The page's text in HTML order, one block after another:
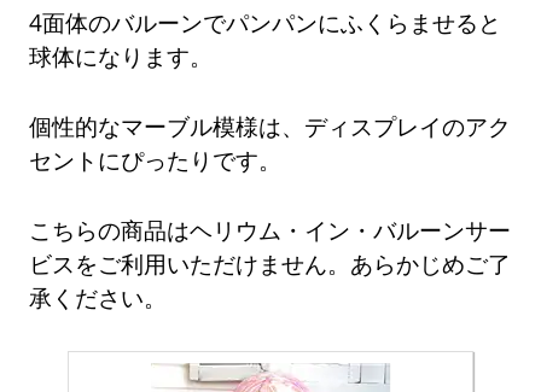
4面体のバルーンでパンパンにふくらませると
球体になります。
個性的なマーブル模様は、ディスプレイのアク
セントにぴったりです。
こちらの商品はヘリウム・イン・バルーンサー
ビスをご利用いただけません。あらかじめご了
承ください。